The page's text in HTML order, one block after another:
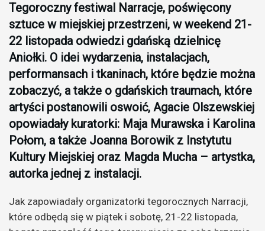
Tegoroczny festiwal Narracje, poświęcony
sztuce w miejskiej przestrzeni, w weekend 21-
22 listopada odwiedzi gdańską dzielnicę
Aniołki. O idei wydarzenia, instalacjach,
performansach i tkaninach, które będzie można
zobaczyć, a także o gdańskich traumach, które
artyści postanowili oswoić, Agacie Olszewskiej
opowiadały kuratorki: Maja Murawska i Karolina
Połom, a także Joanna Borowik z Instytutu
Kultury Miejskiej oraz Magda Mucha – artystka,
autorka jednej z instalacji.
Jak zapowiadały organizatorki tegorocznych Narracji,
które odbędą się w piątek i sobotę, 21-22 listopada,